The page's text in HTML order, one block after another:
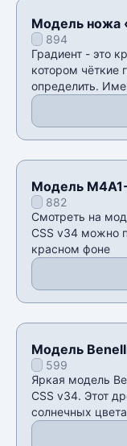
Модель ножа
CSS v34
894
Градиент - это
котором чёткие
определить.
Модель
882
Смотреть на
CSS v34 можно
красном фоне
Модель
CSS v34
599
Яркая модель
CSS v34. Этот
солнечных